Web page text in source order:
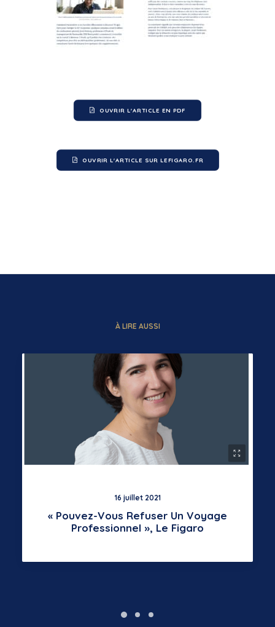
OUVRIR L'ARTICLE EN PDF
OUVRIR L'ARTICLE SUR LEFIGARO.FR
À LIRE AUSSI
16 juillet 2021
« Pouvez-Vous Refuser Un Voyage
Professionnel », Le Figaro